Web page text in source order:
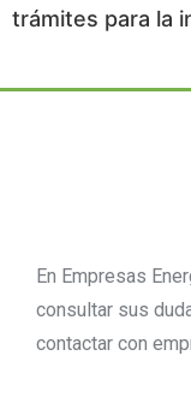
trámites para la
En Empresas
consultar sus
contactar con